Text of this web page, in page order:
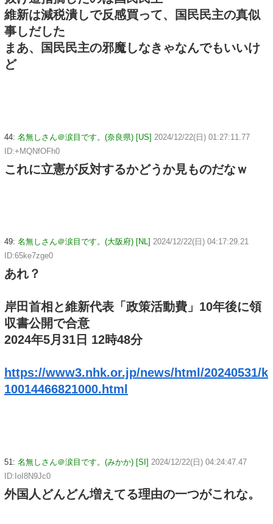
維新は減税潰しで反感買って、国民民主の真似
事しだした
まあ、国民民主の邪魔しなきゃなんでもいいけ
ど
44: 名無しさん＠涙目です。(奈良県) [US] 2024/12/22(日) 01:27:11.77
ID:+MQNfOFh0
これに立憲が反対するかどうか見ものだなｗ
49: 名無しさん＠涙目です。(大阪府) [NL] 2024/12/22(日) 04:17:29.21
ID:65ke7zge0
あれ？
岸田首相と維新代表「政策活動費」10年後に領
収書公開で合意
2024年5月31日 12時48分
https://www3.nhk.or.jp/news/html/20240531/k
10014466821000.html
51: 名無しさん＠涙目です。(みかか) [SI] 2024/12/22(日) 04:24:47.47
ID:IoI8N9Jc0
外国人どんどん増えてる理由の一つがこれな。